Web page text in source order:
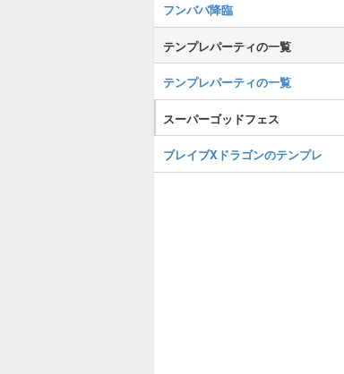
フンババ降臨
テンプレパーティの一覧
テンプレパーティの一覧
スーパーゴッドフェス
ブレイブXドラゴンのテンプレ